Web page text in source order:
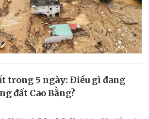
trong 5 ngày: Điều gì đang
đất Cao Bằng?